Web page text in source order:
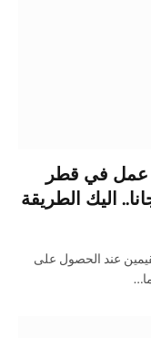
عمل في قطر
اليك الطريقة
عند الحصول على